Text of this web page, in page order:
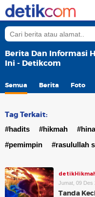
Berita Dan Informasi
Ini - Detikcom
Semua Berita Foto
Tag Terkait:
#hadits #hikmah #hina
#pemimpin
#rasulullah
Jumat, 09 Des
Tanda